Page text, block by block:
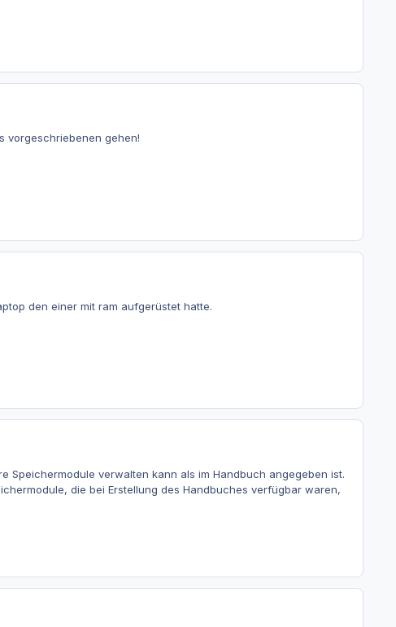
vorgeschriebenen gehen!
den einer mit ram aufgerüstet hatte.
Speichermodule verwalten kann als im Handbuch angegeben ist.
die bei Erstellung des Handbuches verfügbar waren,